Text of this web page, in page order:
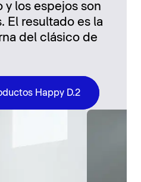
y los espejos son
El resultado es la
del clásico de
Happy D.2